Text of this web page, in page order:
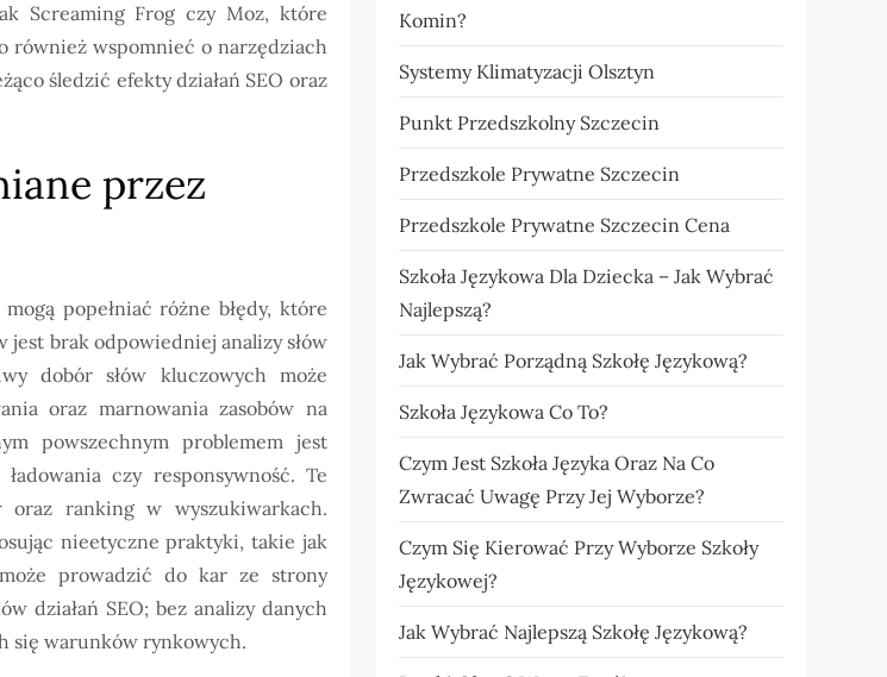
Screaming Frog czy Moz, które
również wspomnieć o narzędziach
śledzić efekty działań SEO oraz
przez
popełniać różne błędy, które
jest brak odpowiedniej analizy słów
dobór słów kluczowych może
oraz marnowania zasobów na
powszechnym problemem jest
czy responsywność. Te
oraz ranking w wyszukiwarkach.
nieetyczne praktyki, takie jak
prowadzić do kar ze strony
działań SEO; bez analizy danych
się warunków rynkowych.
Komin?
Systemy Klimatyzacji Olsztyn
Punkt Przedszkolny Szczecin
Przedszkole Prywatne Szczecin
Przedszkole Prywatne Szczecin Cena
Szkoła Językowa Dla Dziecka – Jak Wybrać
Najlepszą?
Jak Wybrać Porządną Szkołę Językową?
Szkoła Językowa Co To?
Czym Jest Szkoła Języka Oraz Na Co
Zwracać Uwagę Przy Jej Wyborze?
Czym Się Kierować Przy Wyborze Szkoły
Językowej?
Jak Wybrać Najlepszą Szkołę Językową?